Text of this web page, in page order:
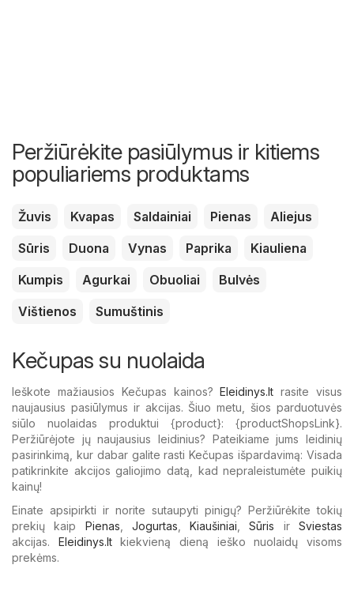
Peržiūrėkite pasiūlymus ir kitiems
populiariems produktams
Žuvis Kvapas Saldainiai Pienas
Aliejus
Sūris
Duona Vynas Paprika
Kiauliena
Kumpis
Agurkai Obuoliai
Bulvės
Vištienos
Sumuštinis
Kečupas su nuolaida
Ieškote mažiausios Kečupas kainos?Eleidinys.lt rasite visus
naujausius pasiūlymus ir akcijas. Šiuo metu, šios parduotuvės
siūlo nuolaidas produktui {​product}: {​productShopsLink}.
Peržiūrėjote jų naujausius leidinius? Pateikiame jums leidinių
pasirinkimą, kur dabar galite rasti Kečupas išpardavimą: Visada
patikrinkite akcijos galiojimo datą, kad nepraleistumėte puikių
kainų!
Einate apsipirkti ir norite sutaupyti pinigų? Peržiūrėkite tokių
prekių kaip Pienas Jogurtas ,Kiaušiniai ,Sūris irSviestas
akcijas. Eleidinys.ltkiekvieną dieną ieško nuolaidų visoms
prekėms.